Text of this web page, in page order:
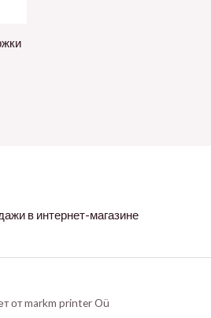
в интернет-магазине
от markm printer Oü